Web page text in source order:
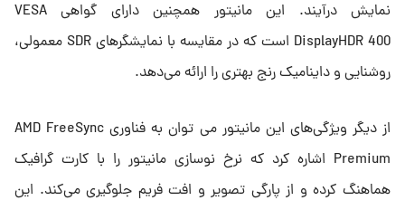
نمایش درآیند. این مانیتور همچنین دارای گواهی VESA
DisplayHDR 400 است که در مقایسه با نمایشگرهای SDR معمولی،
روشنایی و داینامیک رنج بهتری را ارائه می‌دهد.
از دیگر ویژگی‌های این مانیتور می توان به فناوری AMD FreeSync
Premium اشاره کرد که نرخ نوسازی مانیتور را با کارت گرافیک
هماهنگ کرده و از پارگی تصویر و افت فریم جلوگیری می‌کند. این